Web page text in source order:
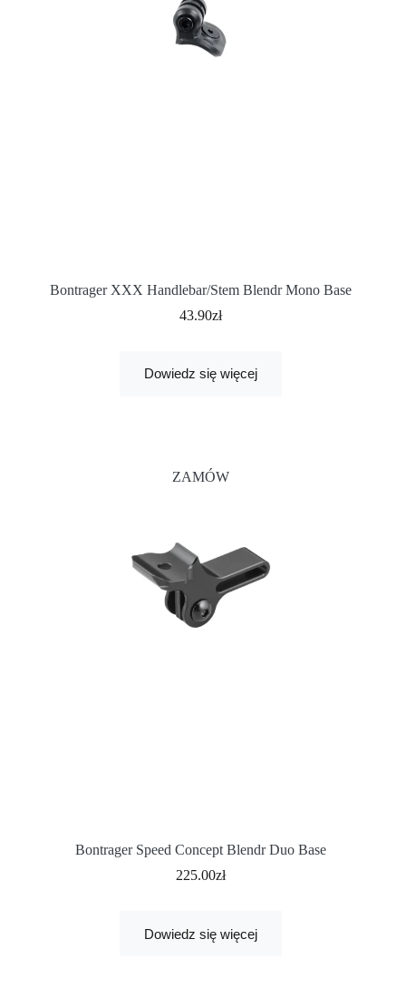
Bontrager XXX Handlebar/Stem Blendr Mono Base
43.90zł
Dowiedz się więcej
ZAMÓW
Bontrager Speed Concept Blendr Duo Base
225.00zł
Dowiedz się więcej